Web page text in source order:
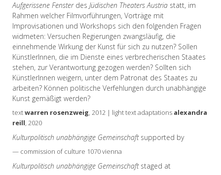
Aufgerissene Fensterdes Jüdischen Theaters Austria statt, im
Rahmen welcher Filmvorführungen, Vorträge mit
Improvisationen und Workshops sich den folgenden Fragen
widmeten: Versuchen Regierungen zwangsläufig, die
einnehmende Wirkung der Kunst für sich zu nutzen? Sollen
KünstlerInnen, die im Dienste eines verbrecherischen Staates
stehen, zur Verantwortung gezogen werden? Sollten sich
KünstlerInnen weigern, unter dem Patronat des Staates zu
arbeiten? Können politische Verfehlungen durch unabhängige
Kunst gemäßigt werden?
textwarren rosenzweig, 2012 | light text adaptations alexandra
reill, 2020
Kulturpolitisch unabhängige Gemeinschaftsupported by
— commission of culture 1070 vienna
Kulturpolitisch unabhängige Gemeinschaftstaged at